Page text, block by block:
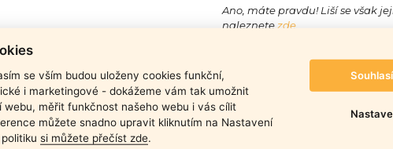
Ano, máte pravdu! Liší se však
naleznetezde.
se vším budou uloženy cookies funkční,
i marketingové - dokážeme vám tak umožnit
webu, měřit funkčnost našeho webu i vás cílit
můžete snadno upravit kliknutím na Nastavení
si můžete přečíst zde.